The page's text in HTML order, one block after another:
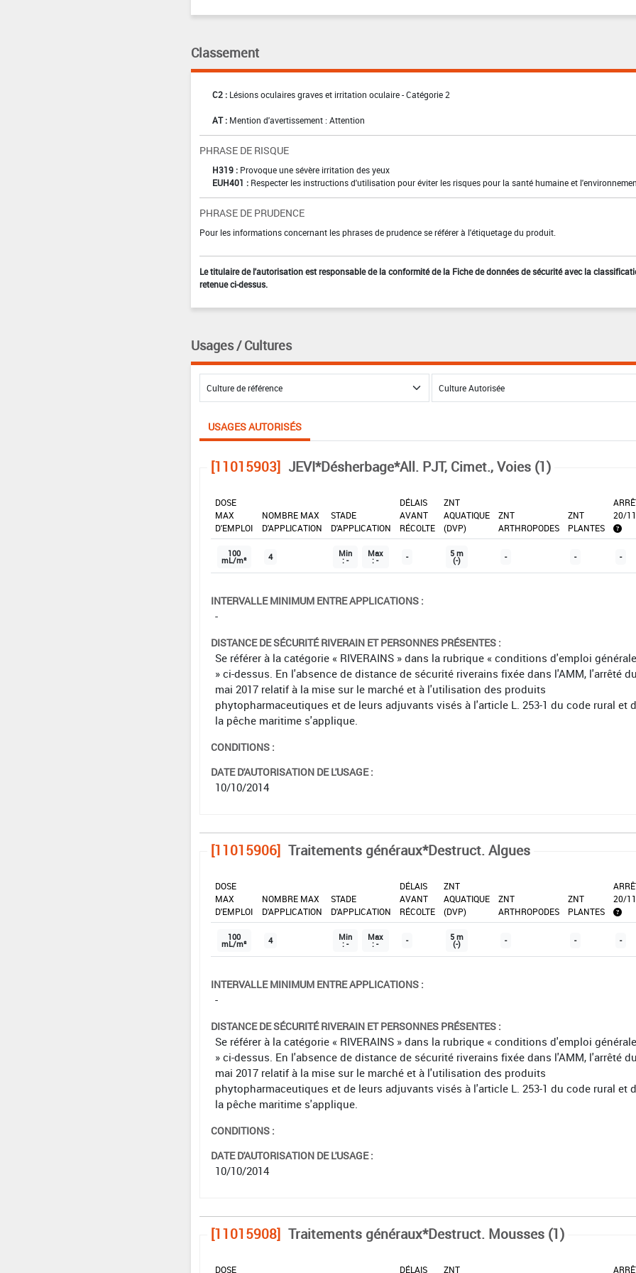
Classement
C2 : Lésions oculaires graves et irritation oculaire - Catégorie 2
AT : Mention d'avertissement : Attention
PHRASE DE RISQUE
H319 : Provoque une sévère irritation des yeux
EUH401 : Respecter les instructions d'utilisation pour éviter les risques pour la santé humaine et
PHRASE DE PRUDENCE
Pour les informations concernant les phrases de prudence se référer à l'étiquetage du produit.
Le titulaire de l'autorisation est responsable de la conformité de la Fiche de données de sécurité avec la
retenue ci-dessus.
Usages / Cultures
USAGES AUTORISÉS
[11015903] JEVI*Désherbage*All. PJT, Cimet., Voies (1)
DOSE
MAX
D'EMPLOI
NOMBRE MAX
D'APPLICATION
STADE
D'APPLICATION
DÉLAIS
AVANT
RÉCOLTE
ZNT
AQUATIQUE
(DVP)
ZNT
ARTHROPODES
ZNT
PLANTES
20/
100
mL/m² 4 Min
: -
Max
: - - 5 m
(-) - - -
INTERVALLE MINIMUM ENTRE APPLICATIONS :
-
DISTANCE DE SÉCURITÉ RIVERAIN ET PERSONNES PRÉSENTES :
Se référer à la catégorie « RIVERAINS » dans la rubrique « conditions d'emploi
» ci-dessus. En l'absence de distance de sécurité riverains fixée dans l'AMM, l'arrêté
mai 2017 relatif à la mise sur le marché et à l'utilisation des produits
phytopharmaceutiques et de leurs adjuvants visés à l'article L. 253-1 du code rural et
la pêche maritime s'applique.
CONDITIONS :
DATE D'AUTORISATION DE L'USAGE :
10/10/2014
[11015906] Traitements généraux*Destruct. Algues
DOSE
MAX
D'EMPLOI
NOMBRE MAX
D'APPLICATION
STADE
D'APPLICATION
DÉLAIS
AVANT
RÉCOLTE
ZNT
AQUATIQUE
(DVP)
ZNT
ARTHROPODES
ZNT
PLANTES
20/
100
mL/m² 4 Min
: -
Max
: - - 5 m
(-) - - -
INTERVALLE MINIMUM ENTRE APPLICATIONS :
-
DISTANCE DE SÉCURITÉ RIVERAIN ET PERSONNES PRÉSENTES :
Se référer à la catégorie « RIVERAINS » dans la rubrique « conditions d'emploi
» ci-dessus. En l'absence de distance de sécurité riverains fixée dans l'AMM, l'arrêté
mai 2017 relatif à la mise sur le marché et à l'utilisation des produits
phytopharmaceutiques et de leurs adjuvants visés à l'article L. 253-1 du code rural et
la pêche maritime s'applique.
CONDITIONS :
DATE D'AUTORISATION DE L'USAGE :
10/10/2014
[11015908] Traitements généraux*Destruct. Mousses (1)
DOSE DÉLAIS ZNT